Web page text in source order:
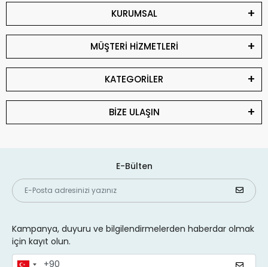
KURUMSAL
MÜŞTERİ HİZMETLERİ
KATEGORİLER
BİZE ULAŞIN
E-Bülten
Kampanya, duyuru ve bilgilendirmelerden haberdar olmak
için kayıt olun.